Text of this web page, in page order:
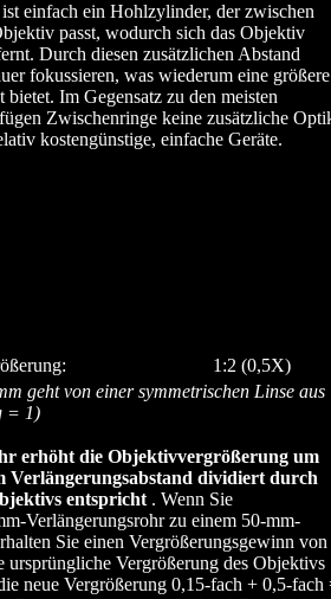
einfach ein Hohlzylinder, der zwischen
passt, wodurch sich das Objektiv
Durch diesen zusätzlichen Abstand
fokussieren, was wiederum eine größere
bietet. Im Gegensatz zu den meisten
Zwischenringe keine zusätzliche
kostengünstige, einfache Geräte.
1:2 (0,5X)
geht von einer symmetrischen Linse aus
= 1)
erhöht die Objektivvergrößerung um
Verlängerungsabstand dividiert durch
entspricht . Wenn Sie
Verlängerungsrohr zu einem 50-mm-
Sie einen Vergrößerungsgewinn von
ursprüngliche Vergrößerung des Objektivs
neue Vergrößerung 0,15-fach + 0,5-fach